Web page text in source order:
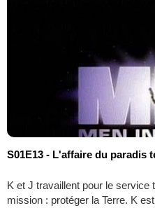
S01E13 - L'affaire du paradis
K et J travaillent pour le
mission : protéger la Terre. K